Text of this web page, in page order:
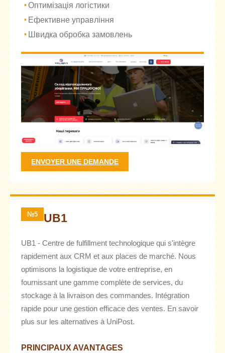
Оптимізація логістики
Ефективне управління
Швидка обробка замовлень
ENVOYER UNE DEMANDE
№5 UB1
UB1 - Centre de fulfillment technologique qui s'intègre
rapidement aux CRM et aux places de marché. Nous
optimisons la logistique de votre entreprise, en
fournissant une gamme complète de services, du
stockage à la livraison des commandes. Intégration
rapide pour une gestion efficace des ventes. En savoir
plus sur les alternatives à UniPost.
PRINCIPAUX AVANTAGES